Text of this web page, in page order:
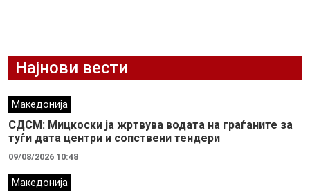
Најнови вести
Македонија
СДСМ: Мицкоски ја жртвува водата на граѓаните за
туѓи дата центри и сопствени тендери
09/08/2026 10:48
Македонија